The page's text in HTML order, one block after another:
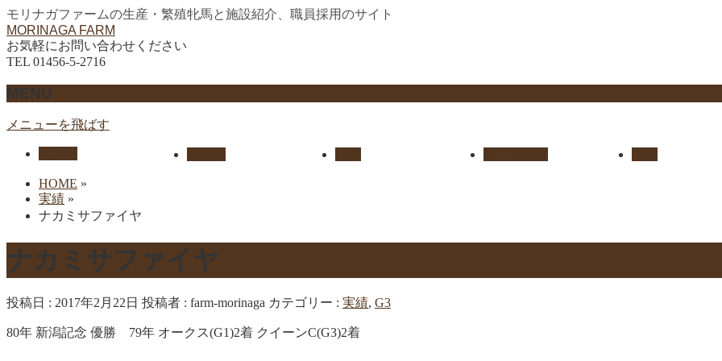
モリナガファームの生産・繁殖牝馬と施設紹介、職員採用のサイト
MORINAGA FARM
お気軽にお問い合わせください
TEL 01456-5-2716
MENU
メニューを飛ばす
HOME »
実績 »
ナカミサファイヤ
ナカミサファイヤ
投稿日 : 2017年2月22日 投稿者 : farm-morinaga カテゴリー : 実績, G3
80年 新潟記念 優勝 79年 オークス(G1)2着 クイーンC(G3)2着